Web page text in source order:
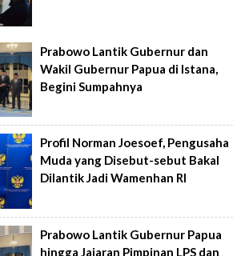
Prabowo Lantik Gubernur dan
Wakil Gubernur Papua di Istana,
Begini Sumpahnya
Profil Norman Joesoef, Pengusaha
Muda yang Disebut-sebut Bakal
Dilantik Jadi Wamenhan RI
Prabowo Lantik Gubernur Papua
hingga Jajaran Pimpinan LPS dan